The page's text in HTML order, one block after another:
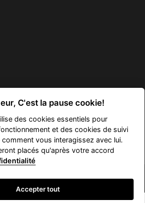
Point East Drive #L-215. Aventura.
Key Corp.
C'est la pause cookie!
des cookies essentiels pour
et des cookies de suivi
vous interagissez avec lui.
placés qu'après votre accord
Accepter tout